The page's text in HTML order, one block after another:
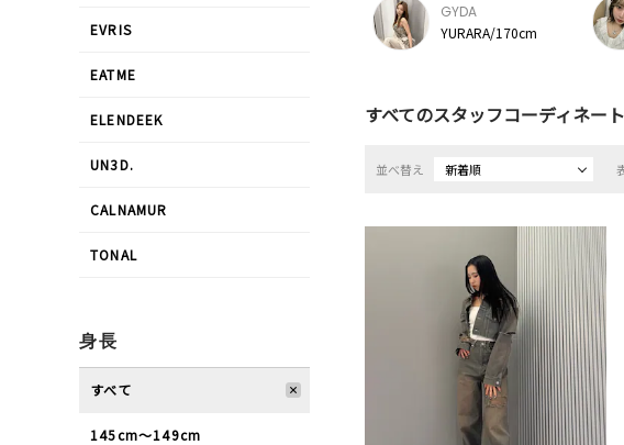
GYDA
YURARA/170cm
すべてのスタッフコーディネー
並べ替え 新着順
EVRIS
EATME
ELENDEEK
UN3D.
CALNAMUR
TONAL
身長
すべて
145cm〜149cm